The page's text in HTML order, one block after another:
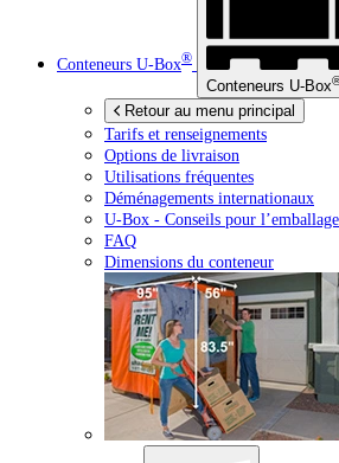
Conteneurs U-Box®
Conteneurs U-Box
Retour au menu principal
Tarifs et renseignements
Options de livraison
Utilisations fréquentes
Déménagements internationaux
U-Box - Conseils pour
FAQ
Dimensions du conteneur